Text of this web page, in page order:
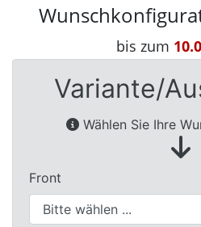
bis zum
Variante/
Wählen Sie Ihre
Front
Badschränke